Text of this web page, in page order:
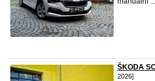
ŠKODA
2026]